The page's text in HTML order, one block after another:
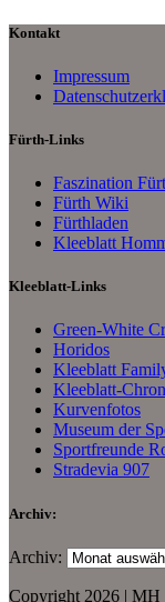
Kontakt
Impressum
Fürth-Links
Faszination
Fürth Wiki
Fürthladen
Kleeblatt
Kleeblatt-Links
Green-White
Horidos
Kleeblatt
Kleeblatt-
Kurvenfotos
Museum der
Sportfreunde
Stradevia 907
Archiv:
Archiv:
Copyright 2026 | MH